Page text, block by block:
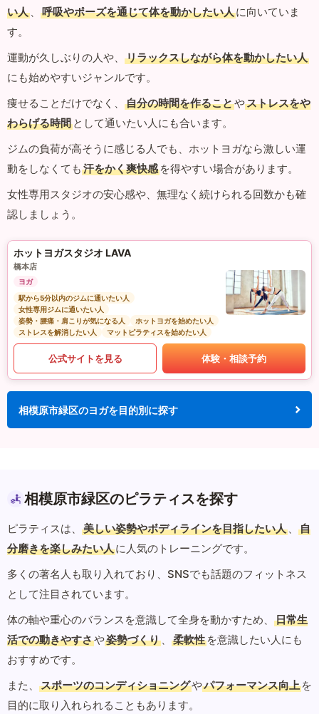
い人 、 呼吸やポーズを通じて体を動かしたい人に向いていま
す。
運動が久しぶりの人や、
リラックスしながら体を動かしたい人
にも始めやすいジャンルです。
痩せることだけでなく、
自分の時間を作ることやストレスをや
わらげる時間 として通いたい人にも合います。
ジムの負荷が高そうに感じる人でも、ホットヨガなら激しい運
動をしなくても 汗をかく爽快感 を得やすい場合があります。
女性専用スタジオの安心感や、無理なく続けられる回数かも確
認しましょう。
ホットヨガスタジオ LAVA
橋本店
ヨガ
駅から5分以内のジムに通いたい人
女性専用ジムに通いたい人
姿勢・腰痛・肩こりが気になる人
ホットヨガを始めたい人
ストレスを解消したい人
マットピラティスを始めたい人
公式サイトを見る 体験・相談予約
相模原市緑区のヨガを目的別に探す
相模原市緑区のピラティスを探す
ピラティスは、 美しい姿勢やボディラインを目指したい人 、
自
分磨きを楽しみたい人に人気のトレーニングです。
多くの著名人も取り入れており、SNSでも話題のフィットネス
として注目されています。
体の軸や重心のバランスを意識して全身を動かすため、
日常生
活での動きやすさや姿勢づくり 、 柔軟性 を意識したい人にも
おすすめです。
また、
スポーツのコンディショニングやパフォーマンス向上 を
目的に取り入れられることもあります。